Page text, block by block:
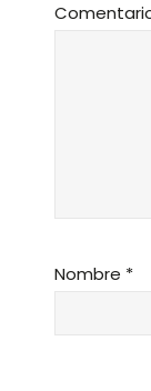
Nombre *